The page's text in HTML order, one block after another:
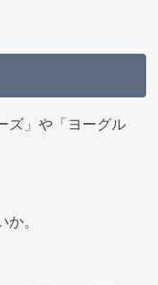
ズ」や「ヨーグル
。